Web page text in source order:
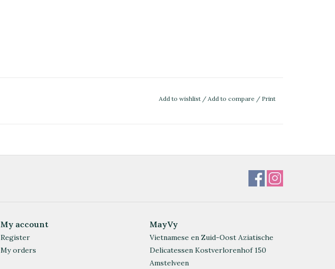
Add to wishlist / Add to compare / Print
My account
Register
My orders
MayVy
Vietnamese en Zuid-Oost Aziatische
Delicatessen Kostverlorenhof 150
Amstelveen